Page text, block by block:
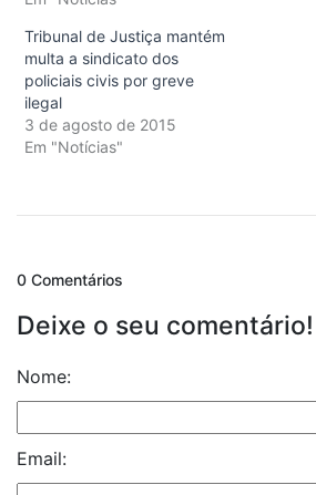
Tribunal de Justiça mantém
multa a sindicato dos
policiais civis por greve
ilegal
3 de agosto de 2015
Em "Notícias"
0 Comentários
Deixe o seu comentário!
Nome:
Email: